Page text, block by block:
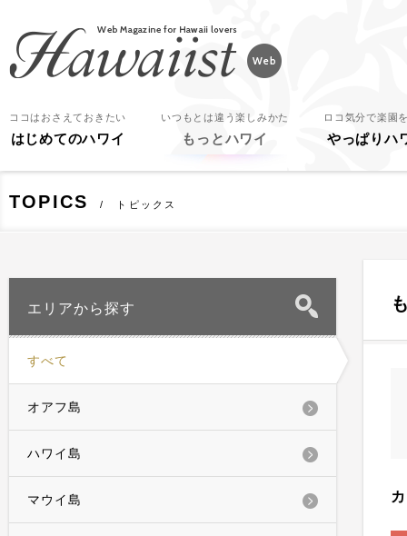
ココはおさえておきたい
はじめてのハワイ
いつもとは違う楽しみかた
もっとハワイ
ロコ気分で楽園
やっぱりハ
TOPICS トピックス
エリアから探す
すべて
オアフ島
ハワイ島
マウイ島